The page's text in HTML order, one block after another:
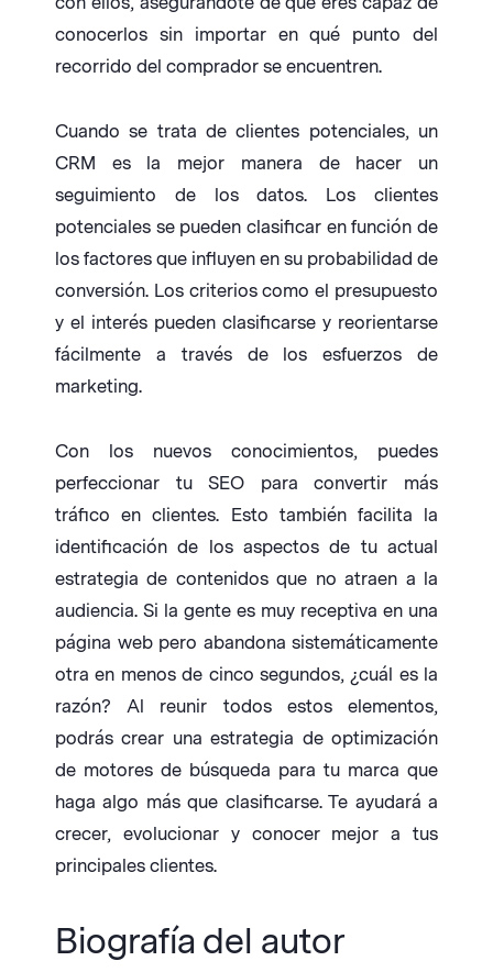
conocerlos sin importar en qué punto del
recorrido del comprador se encuentren.
Cuando se trata de clientes potenciales, un
CRM es la mejor manera de hacer un
seguimiento de los datos. Los clientes
potenciales se pueden clasificar en función de
los factores que influyen en su probabilidad de
conversión. Los criterios como el presupuesto
y el interés pueden clasificarse y reorientarse
fácilmente a través de los esfuerzos de
marketing.
Con los nuevos conocimientos, puedes
perfeccionar tu SEO para convertir más
tráfico en clientes. Esto también facilita la
identificación de los aspectos de tu actual
estrategia de contenidos que no atraen a la
audiencia. Si la gente es muy receptiva en una
página web pero abandona sistemáticamente
otra en menos de cinco segundos, ¿cuál es la
razón? Al reunir todos estos elementos,
podrás crear una estrategia de optimización
de motores de búsqueda para tu marca que
haga algo más que clasificarse. Te ayudará a
crecer, evolucionar y conocer mejor a tus
principales clientes.
Biografía del autor